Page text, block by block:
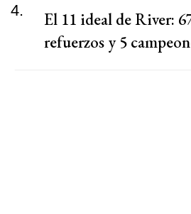
4.
El 11 ideal de River:
refuerzos y 5